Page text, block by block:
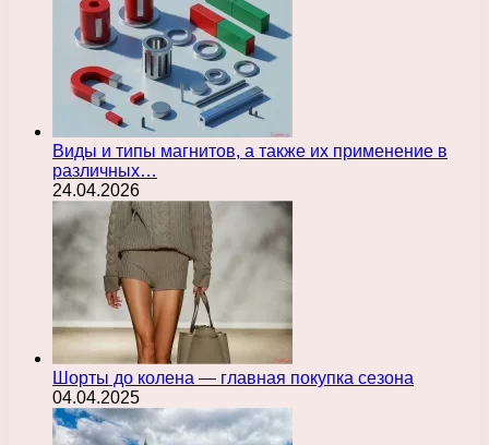
Виды и типы магнитов, а также их применение в
различных…
24.04.2026
Шорты до колена — главная покупка сезона
04.04.2025